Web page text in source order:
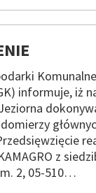
informuje, iż
z
2, 05-510…